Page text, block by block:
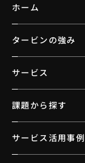
ホーム
タービンの強み
サービス
課題から探す
サービス活用事例